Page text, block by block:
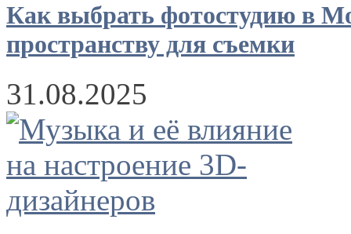
Как выбрать фотостудию в
пространству для съемки
31.08.2025